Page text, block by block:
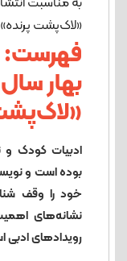
«لاک‌پشت
فهرست:
ادبیات کودک و
بوده است و
خود را وقف
نشانه‌های
رویدادهای ادبی